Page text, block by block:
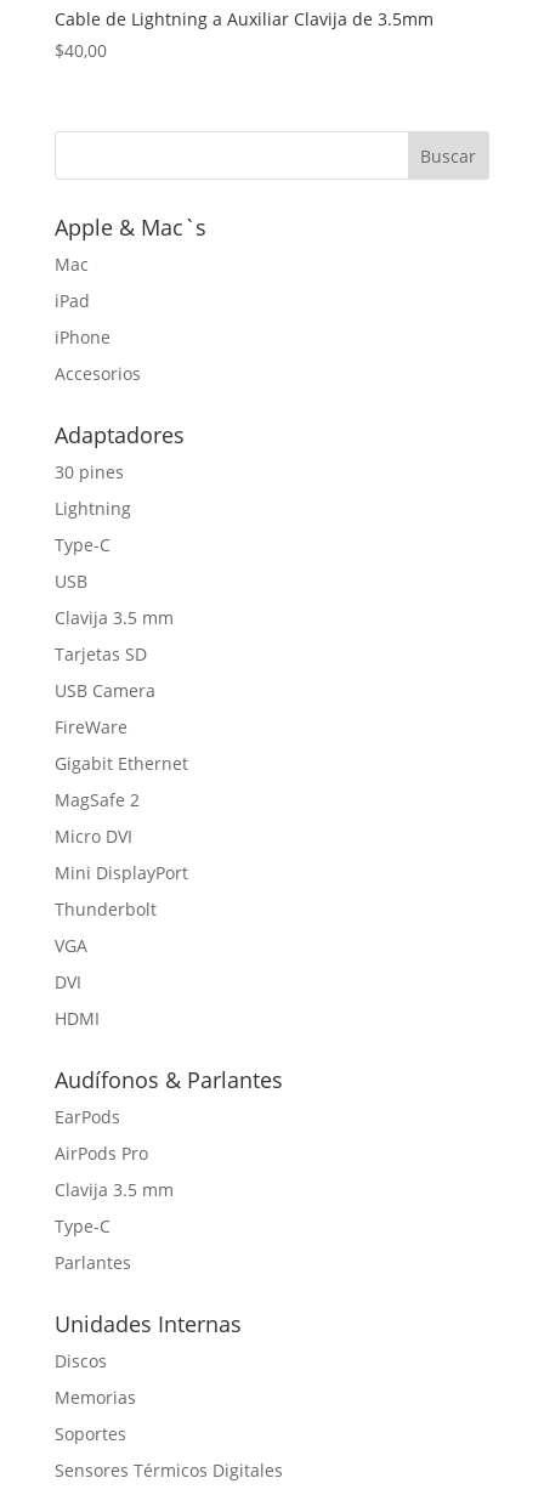
Cable de Lightning a Auxiliar Clavija de 3.5mm
$40,00
Apple & Mac`s
Mac
iPad
iPhone
Accesorios
Adaptadores
30 pines
Lightning
Type-C
USB
Clavija 3.5 mm
Tarjetas SD
USB Camera
FireWare
Gigabit Ethernet
MagSafe 2
Micro DVI
Mini DisplayPort
Thunderbolt
VGA
DVI
HDMI
Audífonos & Parlantes
EarPods
AirPods Pro
Clavija 3.5 mm
Type-C
Parlantes
Unidades Internas
Discos
Memorias
Soportes
Sensores Térmicos Digitales